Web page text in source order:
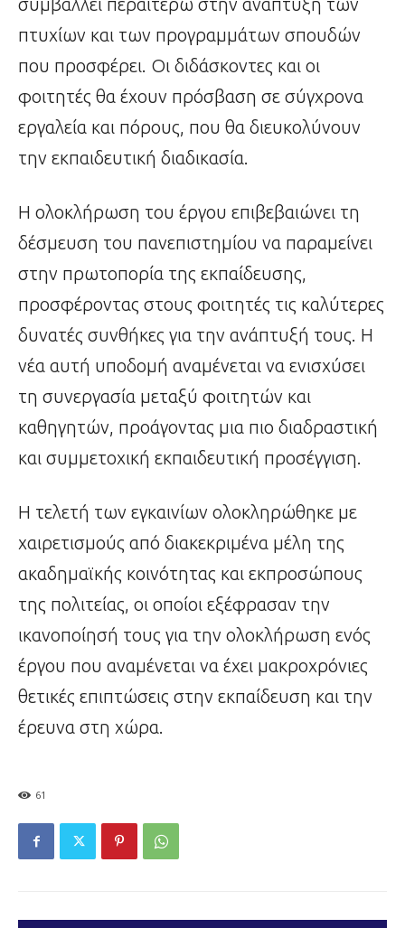
συμβάλλει περαιτέρω στην ανάπτυξη των
πτυχίων και των προγραμμάτων σπουδών
που προσφέρει. Οι διδάσκοντες και οι
φοιτητές θα έχουν πρόσβαση σε σύγχρονα
εργαλεία και πόρους, που θα διευκολύνουν
την εκπαιδευτική διαδικασία.
Η ολοκλήρωση του έργου επιβεβαιώνει τη
δέσμευση του πανεπιστημίου να παραμείνει
στην πρωτοπορία της εκπαίδευσης,
προσφέροντας στους φοιτητές τις καλύτερες
δυνατές συνθήκες για την ανάπτυξή τους. Η
νέα αυτή υποδομή αναμένεται να ενισχύσει
τη συνεργασία μεταξύ φοιτητών και
καθηγητών, προάγοντας μια πιο διαδραστική
και συμμετοχική εκπαιδευτική προσέγγιση.
Η τελετή των εγκαινίων ολοκληρώθηκε με
χαιρετισμούς από διακεκριμένα μέλη της
ακαδημαϊκής κοινότητας και εκπροσώπους
της πολιτείας, οι οποίοι εξέφρασαν την
ικανοποίησή τους για την ολοκλήρωση ενός
έργου που αναμένεται να έχει μακροχρόνιες
θετικές επιπτώσεις στην εκπαίδευση και την
έρευνα στη χώρα.
61